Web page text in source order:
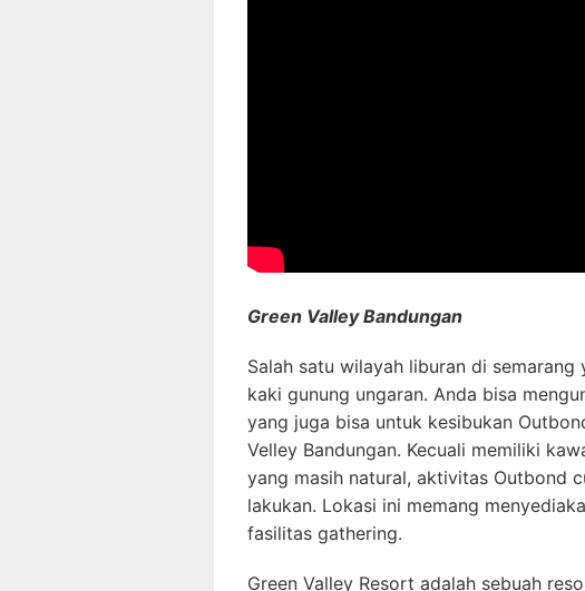
Green Valley Bandungan
Salah satu wilayah liburan di
kaki gunung ungaran. Anda bisa
yang juga bisa untuk kesibukan
Velley Bandungan. Kecuali memiliki
yang masih natural, aktivitas Outbond
lakukan. Lokasi ini memang
fasilitas gathering.
Green Valley Resort adalah sebuah